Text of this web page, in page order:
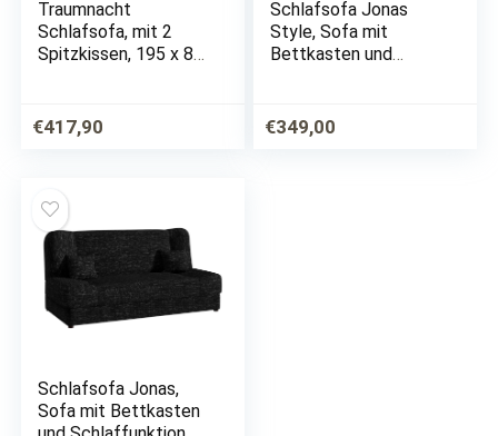
Traumnacht
Schlafsofa, mit 2
Spitzkissen, 195 x 80
€417,90
Schlafsofa Jonas
Style, Sofa mit
Bettkasten und
Schlafcouch,
Microfaser, Couch
€349,00
Schlafsofa Jonas,
Sofa mit Bettkasten